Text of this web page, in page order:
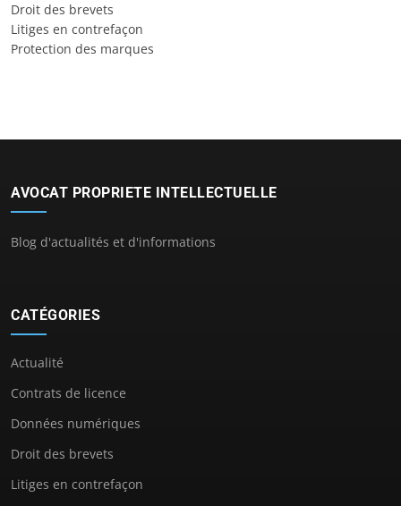
Droit des brevets
Litiges en contrefaçon
Protection des marques
AVOCAT PROPRIETE INTELLECTUELLE
Blog d'actualités et d'informations
CATÉGORIES
Actualité
Contrats de licence
Données numériques
Droit des brevets
Litiges en contrefaçon